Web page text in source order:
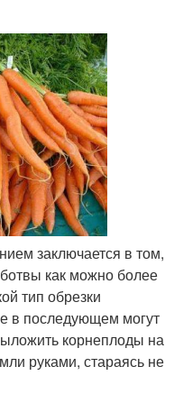
заключается в том,
как можно более
тип обрезки
в последующем могут
корнеплоды на
руками, стараясь не